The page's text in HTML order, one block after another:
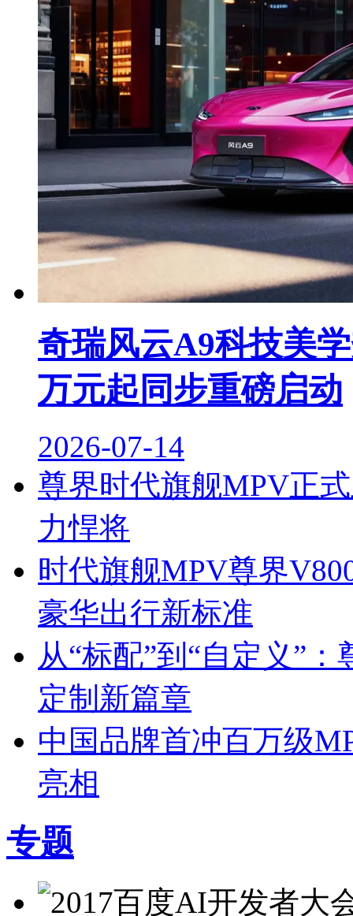
奇瑞风云A9科技美
万元起同步重磅启动
2026-07-14
尊界时代旗舰MPV正
力悍将
时代旗舰MPV尊界
豪华出行新标准
从“标配”到“自定义”
定制新篇章
中国品牌首冲百万级
亮相
专题